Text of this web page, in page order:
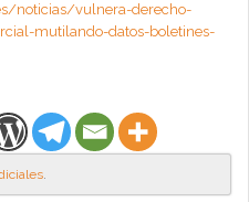
noticias/vulnera-derecho-
mutilando-datos-boletines-
.